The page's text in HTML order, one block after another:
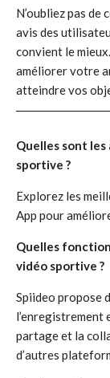
N’oubliez pas
avis des
convient le
améliorer votre
atteindre vos
Quelles sont les
sportive ?
Explorez les
App pour
Quelles
vidéo sportive ?
Spiideo propose
l’enregistrement
partage et la
d’autres